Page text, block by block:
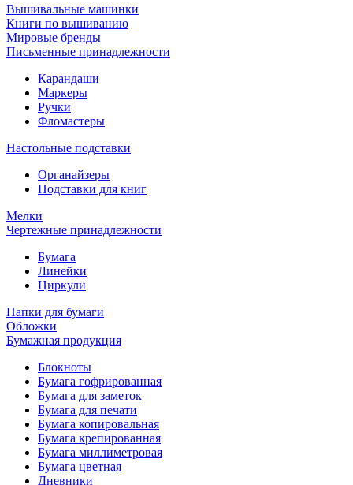
Вышивальные машинки
Книги по вышиванию
Мировые бренды
Письменные принадлежности
Карандаши
Маркеры
Ручки
Фломастеры
Настольные подставки
Органайзеры
Подставки для книг
Мелки
Чертежные принадлежности
Бумага
Линейки
Циркули
Папки для бумаги
Обложки
Бумажная продукция
Блокноты
Бумага гофрированная
Бумага для заметок
Бумага для печати
Бумага копировальная
Бумага крепированная
Бумага миллиметровая
Бумага цветная
Дневники